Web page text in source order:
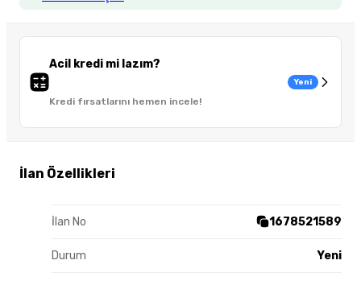
Acil kredi mi lazım?
Kredi fırsatlarını hemen incele!
Yeni
İlan Özellikleri
İlan No 1678521589
Durum Yeni